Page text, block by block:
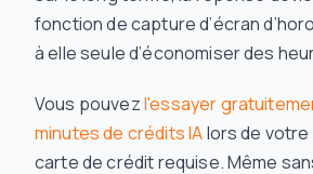
fonction de capture d’écran
à elle seule d’économiser des
Vous pouvezl'essayer
minutes de crédits IAlors de
carte de crédit requise. Même